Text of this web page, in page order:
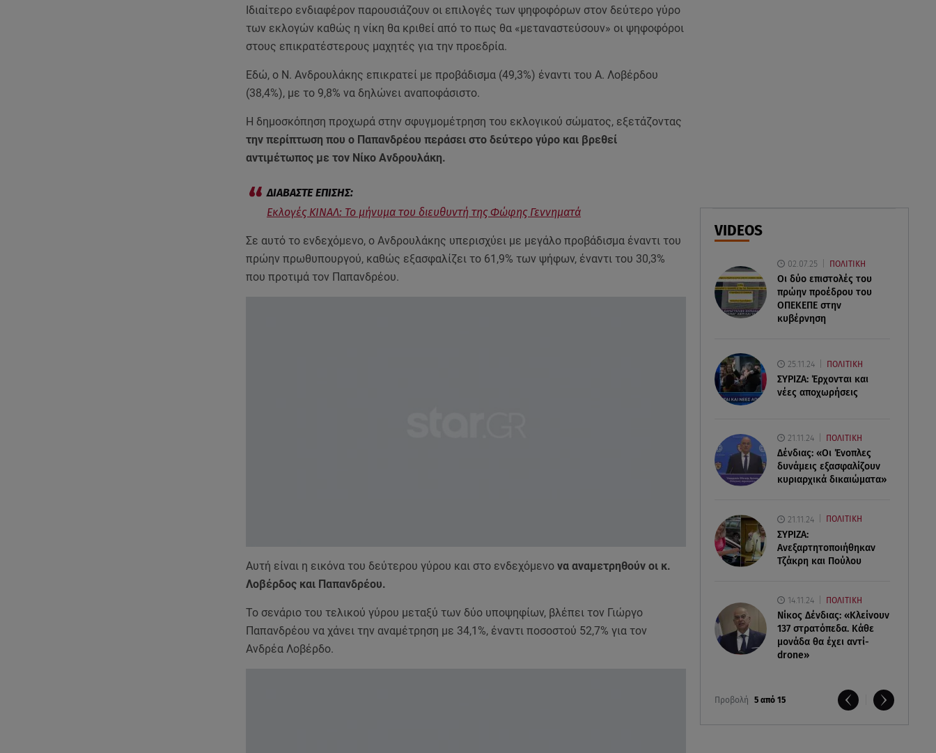
4 (πολύ σημαντικά) πράγματα
που αποκαλύπτουν οι διακοπές
για τη σχέση σου
VIDEOS
02.07.25 ΠΟΛΙΤΙΚΗ
Οι δύο επιστολές του
πρώην προέδρου του
ΟΠΕΚΕΠE στην
κυβέρνηση
25.11.24 ΠΟΛΙΤΙΚΗ
ΣΥΡΙΖΑ: Έρχονται και
νέες αποχωρήσεις
21.11.24 ΠΟΛΙΤΙΚΗ
Δένδιας: «Οι Ένοπλες
δυνάμεις εξασφαλίζουν
κυριαρχικά δικαιώματα»
21.11.24 ΠΟΛΙΤΙΚΗ
ΣΥΡΙΖΑ:
Ανεξαρτητοποιήθηκαν
Τζάκρη και Πούλου
14.11.24 ΠΟΛΙΤΙΚΗ
Νίκος Δένδιας: «Κλείνουν
137 στρατόπεδα. Kάθε
μονάδα θα έχει αντί-
drone»
Προβολή 5 από 15
Ιδιαίτερο ενδιαφέρον παρουσιάζουν οι επιλογές των ψηφοφόρων στον δεύτερο γύρο
των εκλογών καθώς η νίκη θα κριθεί από το πως θα «μεταναστεύσουν» οι ψηφοφόροι
στους επικρατέστερους μαχητές για την προεδρία.
Εδώ, ο Ν. Ανδρουλάκης επικρατεί με προβάδισμα (49,3%) έναντι του Α. Λοβέρδου
(38,4%), με το 9,8% να δηλώνει αναποφάσιστο.
Η δημοσκόπηση προχωρά στην σφυγμομέτρηση του εκλογικού σώματος, εξετάζοντας
την περίπτωση που ο Παπανδρέου περάσει στο δεύτερο γύρο και βρεθεί
αντιμέτωπος με τον Νίκο Ανδρουλάκη.
Εκλογές ΚΙΝΑΛ: Το μήνυμα του διευθυντή της Φώφης Γεννηματά
Σε αυτό το ενδεχόμενο, ο Ανδρουλάκης υπερισχύει με μεγάλο προβάδισμα έναντι του
πρώην πρωθυπουργού, καθώς εξασφαλίζει το 61,9% των ψήφων, έναντι του 30,3%
που προτιμά τον Παπανδρέου.
Αυτή είναι η εικόνα του δεύτερου γύρου και στο ενδεχόμενονα αναμετρηθούν οι κ.
Λοβέρδος και Παπανδρέου.
Το σενάριο του τελικού γύρου μεταξύ των δύο υποψηφίων, βλέπει τον Γιώργο
Παπανδρέου να χάνει την αναμέτρηση με 34,1%, έναντι ποσοστού 52,7% για τον
Ανδρέα Λοβέρδο.